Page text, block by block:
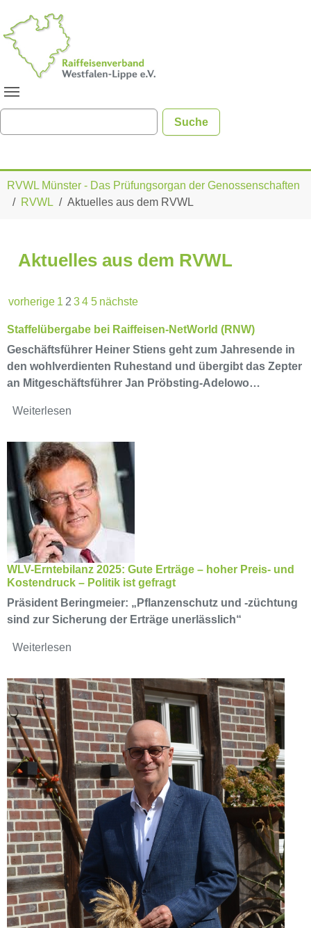
RVWL Münster - Das Prüfungsorgan der Genossenschaften
RVWL
Aktuelles aus dem RVWL
Aktuelles aus dem RVWL
vorherige 1 2 34 5 nächste
Staffelübergabe bei Raiffeisen-NetWorld (RNW)
Geschäftsführer Heiner Stiens geht zum Jahresende in
den wohlverdienten Ruhestand und übergibt das Zepter
an Mitgeschäftsführer Jan Pröbsting-Adelowo…
Weiterlesen
WLV-Erntebilanz 2025: Gute Erträge – hoher Preis- und
Kostendruck – Politik ist gefragt
Präsident Beringmeier: „Pflanzenschutz und -züchtung
sind zur Sicherung der Erträge unerlässlich“
Weiterlesen